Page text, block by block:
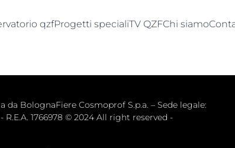
qzfProgetti specialiTV QZFChi siamo
da BolognaFiere Cosmoprof S.p.a. – Sede legale:
R.E.A. 1766978 © 2024 All right reserved -